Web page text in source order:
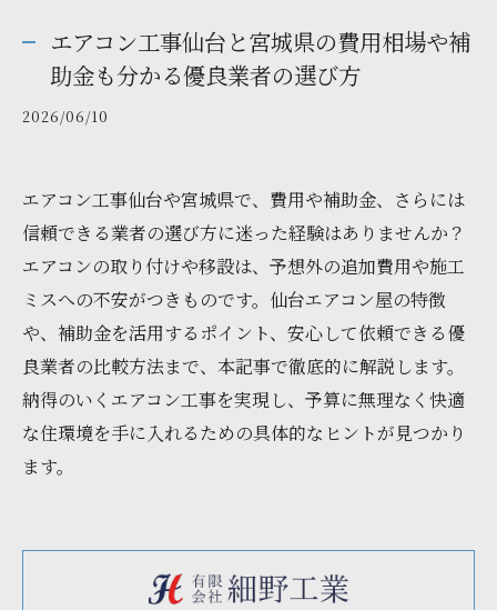
エアコン工事仙台と宮城県の費用相場や補
助金も分かる優良業者の選び方
2026/06/10
エアコン工事仙台や宮城県で、費用や補助金、さらには
信頼できる業者の選び方に迷った経験はありませんか？
エアコンの取り付けや移設は、予想外の追加費用や施工
ミスへの不安がつきものです。仙台エアコン屋の特徴
や、補助金を活用するポイント、安心して依頼できる優
良業者の比較方法まで、本記事で徹底的に解説します。
納得のいくエアコン工事を実現し、予算に無理なく快適
な住環境を手に入れるための具体的なヒントが見つかり
ます。